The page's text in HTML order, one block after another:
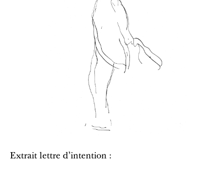
Extrait lettre d'intention :